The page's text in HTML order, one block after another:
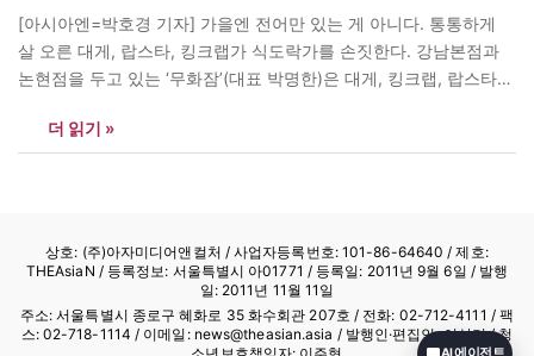
[아시아엔=박호경 기자] 가을엔 전어만 있는 게 아니다. 통통하게
살 오른 대게, 랍스타, 킹크랩가 식도락가를 손짓한다. 강남본점과
논현점을 두고 있는 ‘무화잠’(대표 박명한)은 대게, 킹크랩, 랍스타
기 쉽게 손질해 주기 때문에 상견례나 바이어 미팅 등 다소 격식을
차려야 하는 모임이라도 부담스럽지 않게 식사를…
더 읽기 »
상호: (주)아자미디어앤컬처 /사업자등록번호: 101-86-64640 / 제호:
THEAsiaN / 등록정보: 서울특별시 아01771 / 등록일: 2011년 9월 6일 / 발행
일: 2011년 11월 11일
주소: 서울특별시 종로구 혜화로 35 화수회관 207호 / 전화: 02-712-4111 / 팩
스: 02-718-1114 / 이메일: news@theasian.asia / 발행인·편집인: 이상기 / 청